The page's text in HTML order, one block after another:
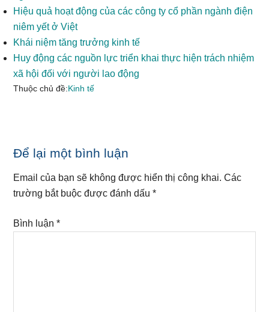
Hiệu quả hoạt động của các công ty cổ phần ngành điện
niêm yết ở Việt
Khái niệm tăng trưởng kinh tế
Huy động các nguồn lực triển khai thực hiện trách nhiệm
xã hội đối với người lao động
Thuộc chủ đề:Kinh tế
Reader
Interactions
Để lại một bình luận
Email của bạn sẽ không được hiển thị công khai. Các
trường bắt buộc được đánh dấu*
Bình luận*